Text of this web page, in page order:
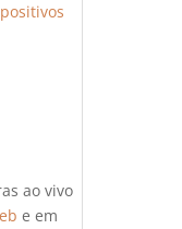
ao vivo
e em